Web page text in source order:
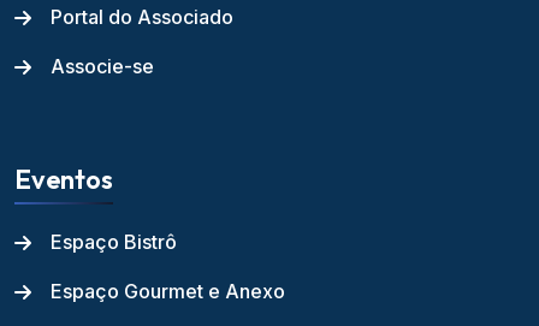
Portal do Associado
Associe-se
Eventos
Espaço Bistrô
Espaço Gourmet e Anexo